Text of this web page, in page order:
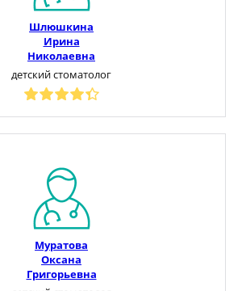
Шлюшкина
Ирина
Николаевна
детский стоматолог
Муратова
Оксана
Григорьевна